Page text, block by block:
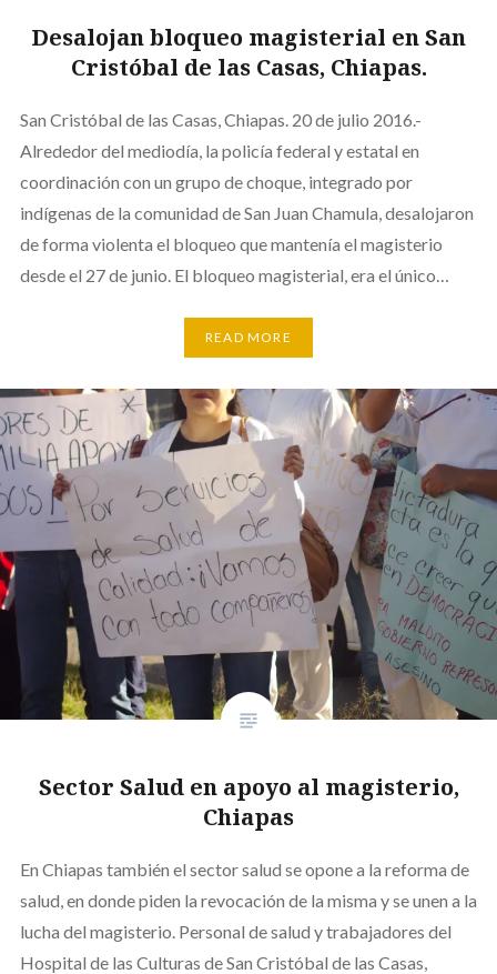
Desalojan bloqueo magisterial en San
Cristóbal de las Casas, Chiapas.
San Cristóbal de las Casas, Chiapas. 20 de julio 2016.-
Alrededor del mediodía, la policía federal y estatal en
coordinación con un grupo de choque, integrado por
indígenas de la comunidad de San Juan Chamula, desalojaron
de forma violenta el bloqueo que mantenía el magisterio
desde el 27 de junio. El bloqueo magisterial, era el único…
READ MORE
Sector Salud en apoyo al magisterio,
Chiapas
En Chiapas también el sector salud se opone a la reforma de
salud, en donde piden la revocación de la misma y se unen a la
lucha del magisterio. Personal de salud y trabajadores del
Hospital de las Culturas de San Cristóbal de las Casas,